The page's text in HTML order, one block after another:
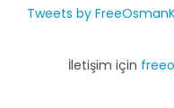
Tweets by
İletişim için